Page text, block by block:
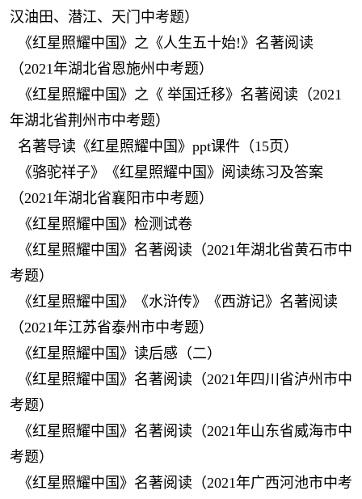
汉油田、潜江、天门中考题）
《红星照耀中国》之《人生五十始!》名著阅读
（2021年湖北省恩施州中考题）
《红星照耀中国》之《 举国迁移》名著阅读（2021
年湖北省荆州市中考题）
名著导读《红星照耀中国》ppt课件（15页）
《骆驼祥子》《红星照耀中国》阅读练习及答案
（2021年湖北省襄阳市中考题）
《红星照耀中国》检测试卷
《红星照耀中国》名著阅读（2021年湖北省黄石市中
考题）
《红星照耀中国》《水浒传》《西游记》名著阅读
（2021年江苏省泰州市中考题）
《红星照耀中国》读后感（二）
《红星照耀中国》名著阅读（2021年四川省泸州市中
考题）
《红星照耀中国》名著阅读（2021年山东省威海市中
考题）
《红星照耀中国》名著阅读（2021年广西河池市中考